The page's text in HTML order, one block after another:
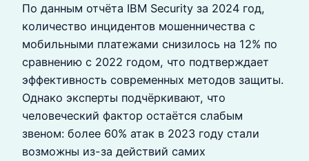
По данным отчёта IBM Security за 2024 год,
количество инцидентов мошенничества с
мобильными платежами снизилось на 12% по
сравнению с 2022 годом, что подтверждает
эффективность современных методов защиты.
Однако эксперты подчёркивают, что
человеческий фактор остаётся слабым
звеном: более 60% атак в 2023 году стали
возможны из-за действий самих